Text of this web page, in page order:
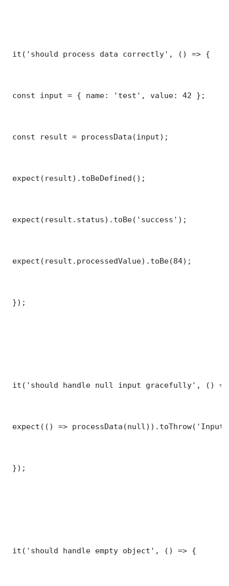
it('should process data correctly', () => {
const input = { name: 'test', value: 42 };
const result = processData(input);
expect(result).toBeDefined();
expect(result.status).toBe('success');
expect(result.processedValue).toBe(84);
});
it('should handle null input gracefully', ()
expect(() =>
});
it('should handle empty object', () => {